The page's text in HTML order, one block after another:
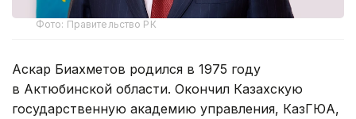
Фото: Правительство РК
Аскар Биахметов родился в 1975 году
в Актюбинской области. Окончил Казахскую
государственную академию управления, КазГЮА,